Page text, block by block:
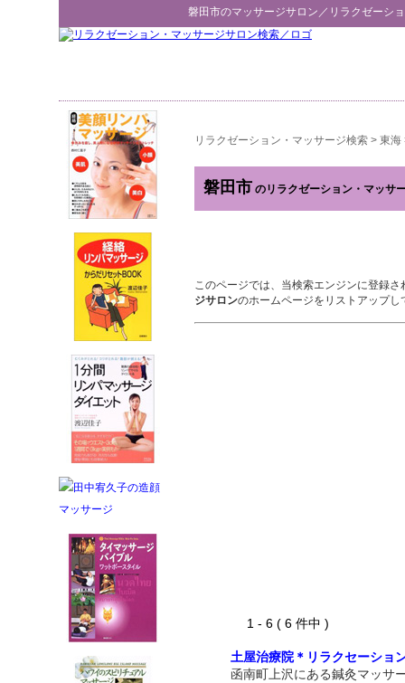
磐田市のマッサージサロン／ リラクゼーシ
リラクゼーション・マッサージ検索 > 東海
磐田市 のリラクゼーション・マッサ
このページでは、当検索エンジンに登録さ
ジサロンのホームページをリストアップし
1 - 6 ( 6 件中 )
土屋治療院＊リラクセーショ
函南町上沢にある鍼灸マッサ